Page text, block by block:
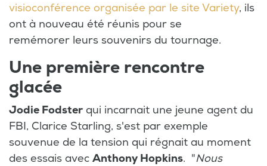
visioconférence organisée par le site Variety, ils
ont à nouveau été réunis pour se
remémorer leurs souvenirs du tournage.
Une première rencontre
glacée
Jodie Fodster qui incarnait une jeune agent du
FBI, Clarice Starling, s'est par exemple
souvenue de la tension qui régnait au moment
des essais avec Anthony Hopkins. "Nous